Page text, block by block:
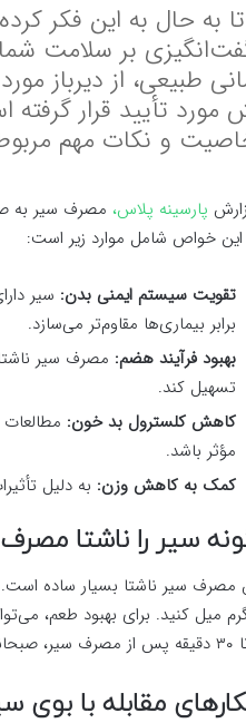
تا به حال به این فکر
بر سلامت
طبیعی، از دیرباز
مورد تأیید قرار گرفته
و نکات مهم
پارسینه پلاس، مصرف سیر به
این خواص شامل موارد زیر است:
تقویت سیستم ایمنی بدن: سیر
برابر بیماری‌ها مقاوم‌تر می‌سازد.
بهبود فرآیند هضم: مصرف سیر
تسهیل کند.
کاهش کلسترول بد خون:
مؤثر باشد.
کمک به کاهش وزن: به دلیل
سیر را ناشتا
سیر ناشتا بسیار ساده است.
میل کنید. برای بهبود طعم،
مقابله با بوی